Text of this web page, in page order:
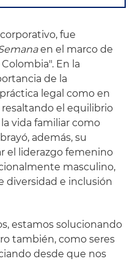
fue
en el marco de
En la
de la
legal como en
resaltando el equilibrio
vida familiar como
además, su
el liderazgo femenino
masculino,
diversidad e inclusión
estamos solucionando
también, como seres
desde que nos